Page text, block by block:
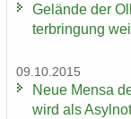
Ge­län­de der
ter­brin­gung
09.10.2015
Neue Mensa
wird als